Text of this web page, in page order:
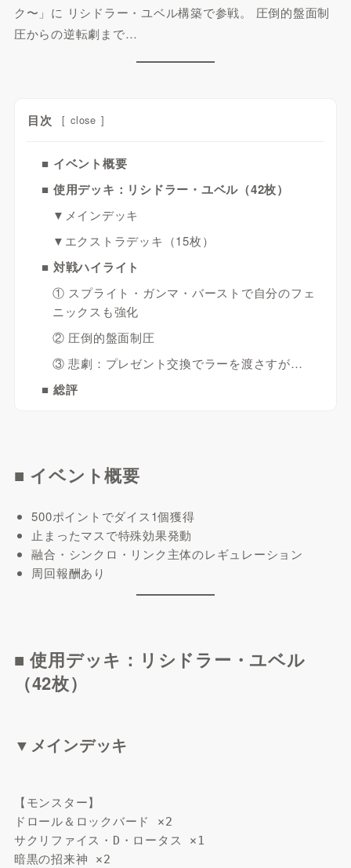
ク〜」に リシドラー・ユベル構築で参戦。 圧倒的盤面制
圧からの逆転劇まで…
目次 [ close ]
■ イベント概要
■ 使用デッキ：リシドラー・ユベル（42枚）
▼メインデッキ
▼エクストラデッキ（15枚）
■ 対戦ハイライト
① スプライト・ガンマ・バーストで自分のフェ
ニックスも強化
② 圧倒的盤面制圧
③ 悲劇：プレゼント交換でラーを渡さすが…
■ 総評
■ イベント概要
500ポイントでダイス1個獲得
止まったマスで特殊効果発動
融合・シンクロ・リンク主体のレギュレーション
周回報酬あり
■ 使用デッキ：リシドラー・ユベル
（42枚）
▼メインデッキ
【モンスター】
ドロール＆ロックバード ×2
サクリファイス・D・ロータス ×1
暗黒の招来神 ×2